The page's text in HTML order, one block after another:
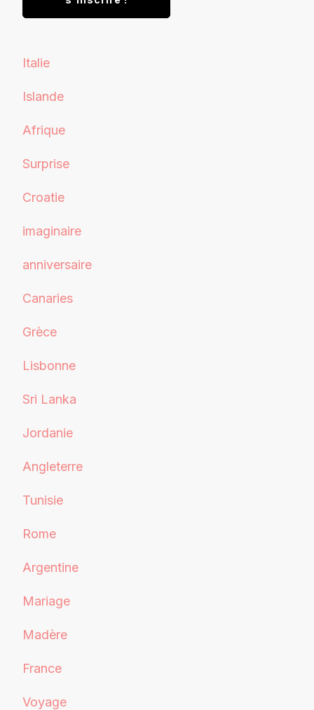
Italie
Islande
Afrique
Surprise
Croatie
imaginaire
anniversaire
Canaries
Grèce
Lisbonne
Sri Lanka
Jordanie
Angleterre
Tunisie
Rome
Argentine
Mariage
Madère
France
Voyage